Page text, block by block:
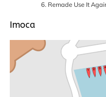
Remade Use It
Imoca